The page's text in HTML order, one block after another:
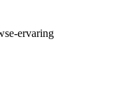
ervaring